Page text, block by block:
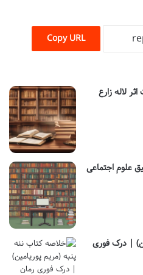
Copy URL
لاله زارع
تحقیق علوم اجتماعی
| درک فوری